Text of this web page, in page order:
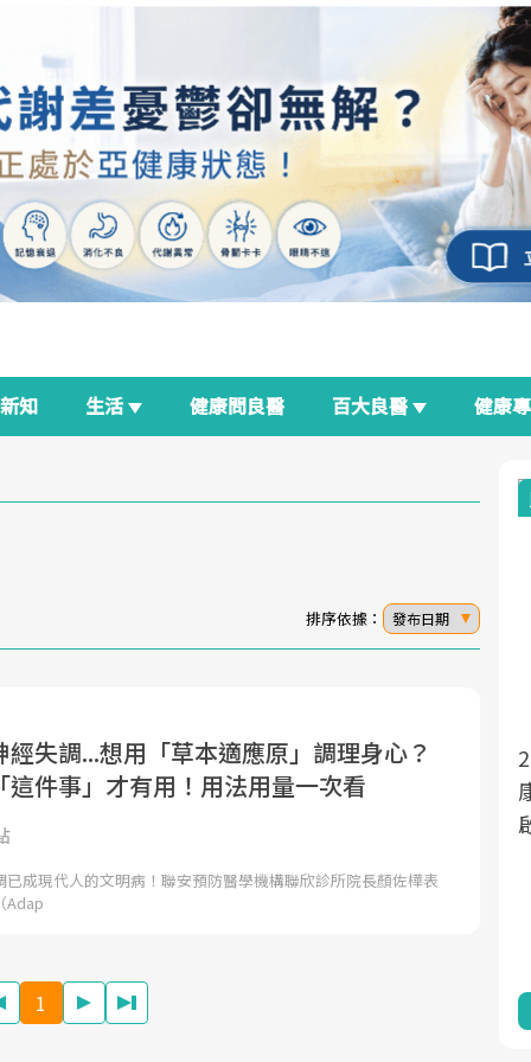
新知 生活 健康問良醫 百大良醫 健康
排序依據： 發布日期
失調...想用「草本適應原」調理身心？
這件事」才有用！用法用量一次看
已成現代人的文明病！聯安預防醫學機構聯欣診所院長顏佐樺表
Adap
1
面對超高齡社會的浪潮，台灣正在快速邁
向「健康照護」的新時代。隨著國家政策
心議題。然而，健檢不只是醫療院所的服
良醫生活祭
2025年，就到良醫生活祭體驗「一站式健
康新生活」，從講座、體驗到運動，全面